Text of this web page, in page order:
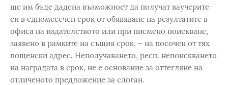
ще им бъде дадена възможност да получат ваучерите
си в едномесечен срок от обявяване на резултатите в
офиса на издателството или при писмено поискване,
заявено в рамките на същия срок, – на посочен от тях
пощенски адрес. Неполучаването, респ. непоискването
на наградата в срок, не е основание за оттегляне на
отличеното предложение за слоган.